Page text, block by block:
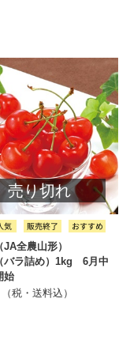
売り切れ
全農山形）
バラ詰め）1kg 6月中
始
税・送料込）